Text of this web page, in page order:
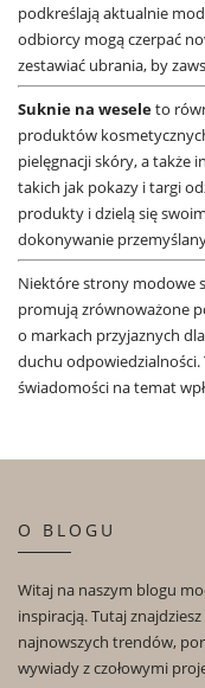
podkreślają aktualnie
odbiorcy mogą czerpać
zestawiać ubrania, by
Suknie na weseleto
produktów
pielęgnacji skóry, a także
takich jak pokazy i targi
produkty i dzielą się
dokonywanie
Niektóre strony modowe
promują zrównoważone
o markach przyjaznych
duchu odpowiedzialności.
świadomości na temat
O BLOGU
Witaj na naszym blogu
inspiracją. Tutaj
najnowszych trendów,
wywiady z czołowymi